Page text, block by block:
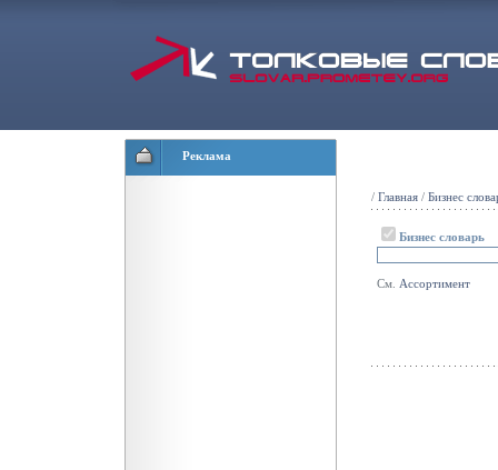
Реклама
/ Главная / Бизнес
Бизнес словарь
См. Ассортимент